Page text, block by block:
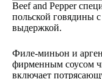
Beef and Pepper
польской говядины
выдержкой.
Филе-миньон и
фирменным соусом
включает